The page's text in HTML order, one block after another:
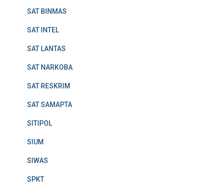
SAT BINMAS
SAT INTEL
SAT LANTAS
SAT NARKOBA
SAT RESKRIM
SAT SAMAPTA
SITIPOL
SIUM
SIWAS
SPKT